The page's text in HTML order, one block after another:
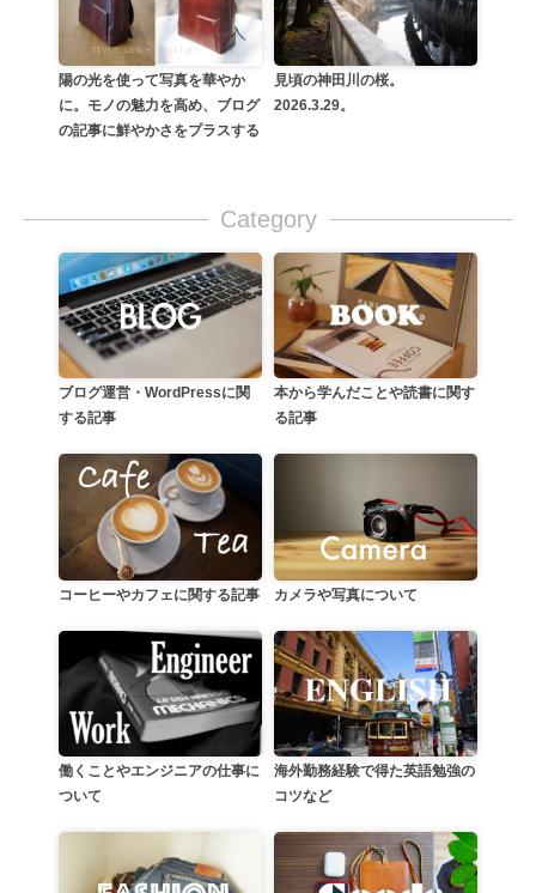
陽の光を使って写真を華やか
に。モノの魅力を高め、ブログ
の記事に鮮やかさをプラスする
見頃の神田川の桜。
2026.3.29。
Category
ブログ運営・WordPressに関
する記事
本から学んだことや読書に関す
る記事
コーヒーやカフェに関する記事 カメラや写真について
働くことやエンジニアの仕事に
ついて
海外勤務経験で得た英語勉強の
コツなど